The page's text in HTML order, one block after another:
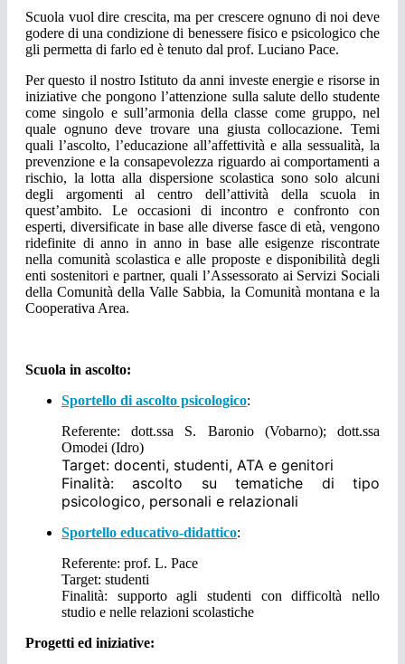
Scuola vuol dire crescita, ma per crescere ognuno di noi deve
godere di una condizione di benessere fisico e psicologico che
gli permetta di farlo ed è tenuto dal prof. Luciano Pace.
Per questo il nostro Istituto da anni investe energie e risorse in
iniziative che pongono l’attenzione sulla salute dello studente
come singolo e sull’armonia della classe come gruppo, nel
quale ognuno deve trovare una giusta collocazione. Temi
quali l’ascolto, l’educazione all’affettività e alla sessualità, la
prevenzione e la consapevolezza riguardo ai comportamenti a
rischio, la lotta alla dispersione scolastica sono solo alcuni
degli argomenti al centro dell’attività della scuola in
quest’ambito. Le occasioni di incontro e confronto con
esperti, diversificate in base alle diverse fasce di età, vengono
ridefinite di anno in anno in base alle esigenze riscontrate
nella comunità scolastica e alle proposte e disponibilità degli
enti sostenitori e partner, quali l’Assessorato ai Servizi Sociali
della Comunità della Valle Sabbia, la Comunità montana e la
Cooperativa Area.
Scuola in ascolto:
Sportello di ascolto psicologico:
Referente: dott.ssa S. Baronio (Vobarno); dott.ssa
Omodei (Idro)
Target: docenti, studenti, ATA e genitori
Finalità: ascolto su tematiche di tipo
psicologico, personali e relazionali
Sportello educativo-didattico:
Referente: prof. L. Pace
Target: studenti
Finalità: supporto agli studenti con difficoltà nello
studio e nelle relazioni scolastiche
Progetti ed iniziative: